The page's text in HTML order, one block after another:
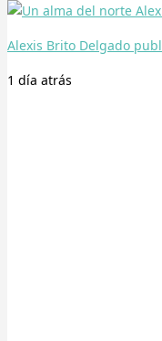
Alexis Brito Delgado
1 día atrás